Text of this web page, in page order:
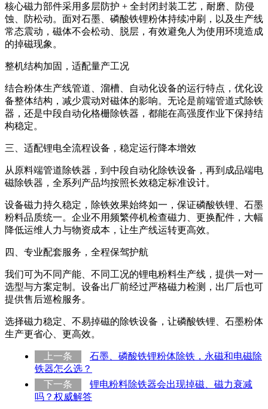
核心磁力部件采用多层防护 + 全封闭封装工艺，耐磨、防侵
蚀、防松动。面对石墨、磷酸铁锂粉体持续冲刷，以及生产线
常态震动，磁体不会松动、脱层，有效避免人为使用环境造成
的掉磁现象。
整机结构加固，适配量产工况
结合粉体生产线管道、溜槽、自动化设备的运行特点，优化设
备整体结构，减少震动对磁体的影响。无论是前端管道式除铁
器，还是中段自动化格栅除铁器，都能在高强度作业下保持结
构稳定。
三、适配锂电全流程设备，稳定运行降本增效
从原料端管道除铁器，到中段自动化除铁设备，再到成品端电
磁除铁器，全系列产品均按照长效稳定标准设计。
设备磁力持久稳定，除铁效果始终如一，保证磷酸铁锂、石墨
粉料品质统一。企业不用频繁停机检查磁力、更换配件，大幅
降低运维人力与物资成本，让生产线运转更高效。
四、专业配套服务，全程保驾护航
我们可为不同产能、不同工况的锂电粉料生产线，提供一对一
选型与方案定制。设备出厂前经过严格磁力检测，出厂后也可
提供售后巡检服务。
选择磁力稳定、不易掉磁的除铁设备，让磷酸铁锂、石墨粉体
生产更省心、更高效。
上一条
石墨、磷酸铁锂粉体除铁，永磁和电磁除
铁器怎么选？
下一条
锂电粉料除铁器会出现掉磁、磁力衰减
吗？权威解答